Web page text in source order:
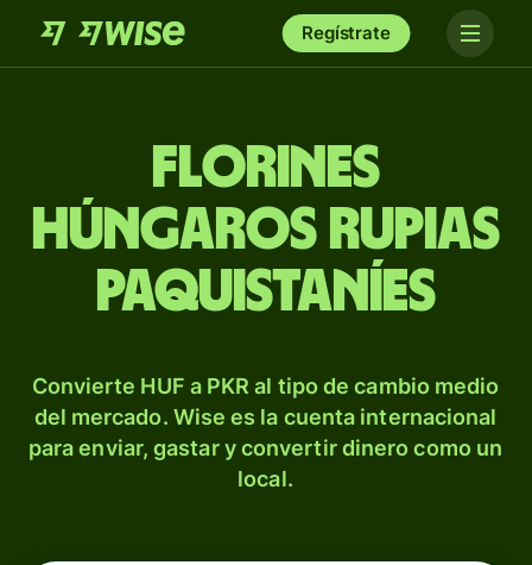
Regístrate
Florines
húngaros rupias
paquistaníes
Convierte HUF a PKR al tipo de cambio medio
del mercado. Wise es la cuenta internacional
para enviar, gastar y convertir dinero como un
local.